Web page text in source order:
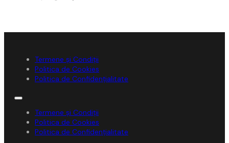
Termene și Condiții
Politica de Cookies
Politica de Confidențialitate
Termene și Condiții
Politica de Cookies
Politica de Confidențialitate